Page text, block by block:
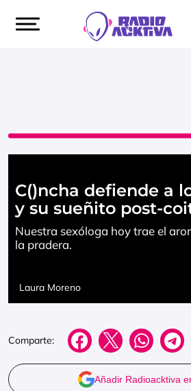
C()ncha defiende a
y su sueñito post-
Nuestra sexóloga hoy trae el
la pradera.
Laura Moreno
Comparte:
Añadir Radioacktiva